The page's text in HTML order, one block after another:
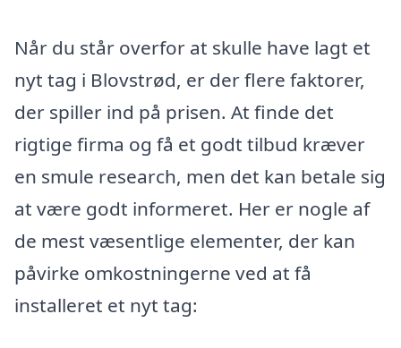
Når du står overfor at skulle have lagt et
nyt tag i Blovstrød, er der flere faktorer,
der spiller ind på prisen. At finde det
rigtige firma og få et godt tilbud kræver
en smule research, men det kan betale sig
at være godt informeret. Her er nogle af
de mest væsentlige elementer, der kan
påvirke omkostningerne ved at få
installeret et nyt tag: